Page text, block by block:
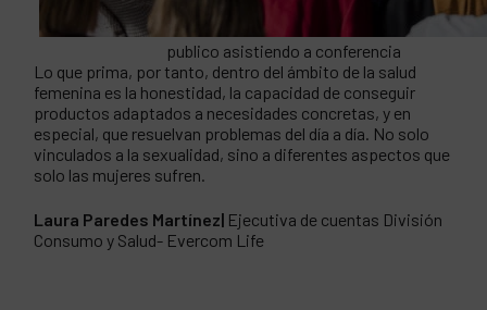
publico asistiendo a conferencia
Lo que prima, por tanto, dentro del ámbito de la salud
femenina es la honestidad, la capacidad de conseguir
productos adaptados a necesidades concretas, y en
especial, que resuelvan problemas del día a día. No solo
vinculados a la sexualidad, sino a diferentes aspectos que
solo las mujeres sufren.
Laura Paredes Martínez| Ejecutiva de cuentas División
Consumo y Salud- Evercom Life